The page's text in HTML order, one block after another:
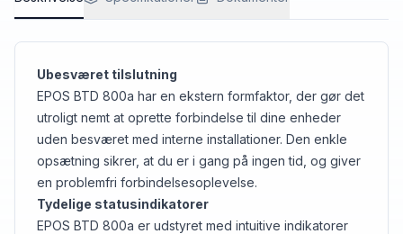
Ubesværet tilslutning
EPOS BTD 800a har en ekstern formfaktor, der gør det
utroligt nemt at oprette forbindelse til dine enheder
uden besværet med interne installationer. Den enkle
opsætning sikrer, at du er i gang på ingen tid, og giver
en problemfri forbindelsesoplevelse.
Tydelige statusindikatorer
EPOS BTD 800a er udstyret med intuitive indikatorer